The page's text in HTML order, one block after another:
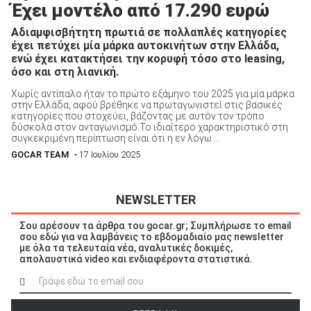
Έχει μοντέλο από 17.290 ευρώ
Αδιαμφισβήτητη πρωτιά σε πολλαπλές κατηγορίες
έχει πετύχει μία μάρκα αυτοκινήτων στην Ελλάδα,
ενώ έχει κατακτήσει την κορυφή τόσο στο leasing,
όσο και στη λιανική.
Χωρίς αντίπαλο ήταν το πρώτο εξάμηνο του 2025 για μία μάρκα
στην Ελλάδα, αφού βρέθηκε να πρωταγωνιστεί στις βασικές
κατηγορίες που στοχεύει, βάζοντας με αυτόν τον τρόπο
δύσκολα στον ανταγωνισμό.Το ιδιαίτερο χαρακτηριστικό στη
συγκεκριμένη περίπτωση είναι ότι η εν λόγω ...
GOCAR TEAM • 17 Ιουλίου 2025
NEWSLETTER
Σου αρέσουν τα άρθρα του gocar.gr; Συμπλήρωσε το email
σου εδώ για να λαμβάνεις το εβδομαδιαίο μας newsletter
με όλα τα τελευταία νέα, αναλυτικές δοκιμές,
απολαυστικά video και ενδιαφέροντα στατιστικά.